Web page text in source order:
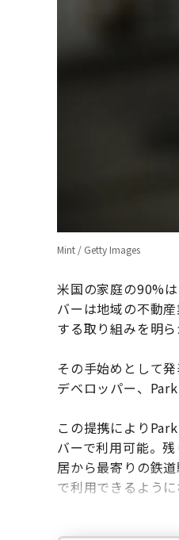
Mint / Getty Images
米国の家庭の90%
バーは地域の不動
する取り組みを明ら
その手始めとして
デベロッパー、
この提携により
バーで利用可能。
居から最寄りの鉄
で利用できるように